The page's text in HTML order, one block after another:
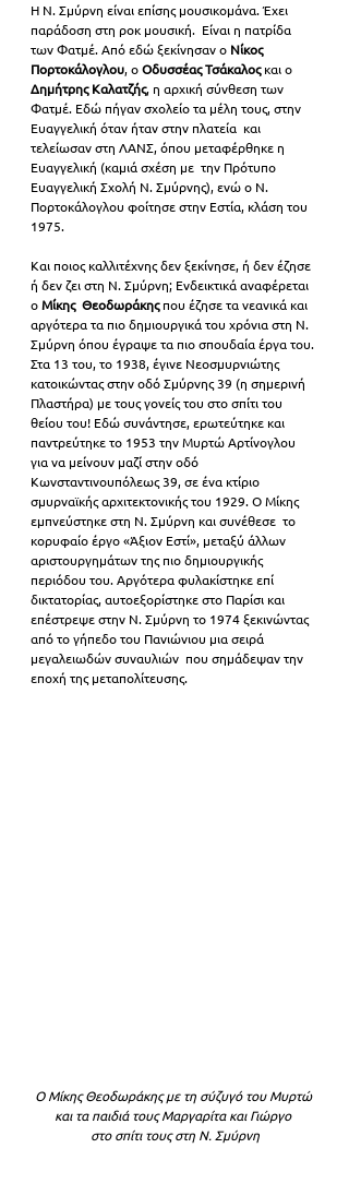
Η Ν. Σμύρνη είναι επίσης μουσικομάνα. Έχει
παράδοση στη ροκ μουσική.  Είναι η πατρίδα
των Φατμέ. Από εδώ ξεκίνησαν ο Νίκος
Πορτοκάλογλου, ο Οδυσσέας Τσάκαλος και ο
Δημήτρης Καλατζής, η αρχική σύνθεση των
Φατμέ. Εδώ πήγαν σχολείο τα μέλη τους, στην
Ευαγγελική όταν ήταν στην πλατεία  και
τελείωσαν στη ΛΑΝΣ, όπου μεταφέρθηκε η
Ευαγγελική (καμιά σχέση με  την Πρότυπο
Ευαγγελική Σχολή Ν. Σμύρνης), ενώ ο Ν.
Πορτοκάλογλου φοίτησε στην Εστία, κλάση του
1975.
Και ποιος καλλιτέχνης δεν ξεκίνησε, ή δεν έζησε
ή δεν ζει στη Ν. Σμύρνη; Ενδεικτικά αναφέρεται
ο Μίκης  Θεοδωράκης που έζησε τα νεανικά και
αργότερα τα πιο δημιουργικά του χρόνια στη Ν.
Σμύρνη όπου έγραψε τα πιο σπουδαία έργα του.
Στα 13 του, το 1938, έγινε Νεοσμυρνιώτης
κατοικώντας στην οδό Σμύρνης 39 (η σημερινή
Πλαστήρα) με τους γονείς του στο σπίτι του
θείου του! Εδώ συνάντησε, ερωτεύτηκε και
παντρεύτηκε το 1953 την Μυρτώ Αρτίνογλου
για να μείνουν μαζί στην οδό
Κωνσταντινουπόλεως 39, σε ένα κτίριο
σμυρναϊκής αρχιτεκτονικής του 1929. Ο Μίκης
εμπνεύστηκε στη Ν. Σμύρνη και συνέθεσε  το
κορυφαίο έργο «Άξιον Εστί», μεταξύ άλλων
αριστουργημάτων της πιο δημιουργικής
περιόδου του. Αργότερα φυλακίστηκε επί
δικτατορίας, αυτοεξορίστηκε στο Παρίσι και
επέστρεψε στην Ν. Σμύρνη το 1974 ξεκινώντας
από το γήπεδο του Πανιώνιου μια σειρά
μεγαλειωδών συναυλιών  που σημάδεψαν την
εποχή της μεταπολίτευσης.
Ο Μίκης Θεοδωράκης με τη σύζυγό του Μυρτώ
και τα παιδιά τους Μαργαρίτα και Γιώργο
στο σπίτι τους στη Ν. Σμύρνη